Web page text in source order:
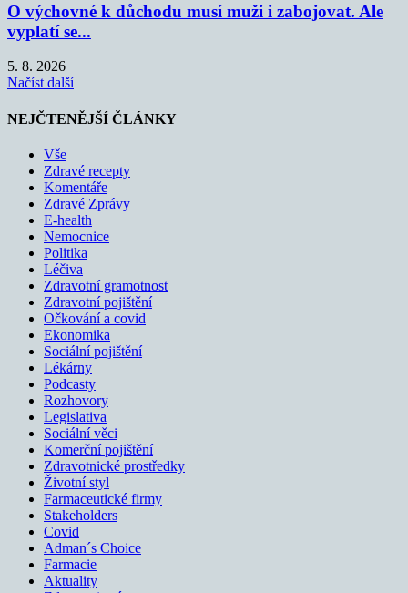
O výchovné k důchodu musí muži i zabojovat. Ale
vyplatí se...
5. 8. 2026
Načíst další
NEJČTENĚJŠÍ ČLÁNKY
Vše
Zdravé recepty
Komentáře
Zdravé Zprávy
E-health
Nemocnice
Politika
Léčiva
Zdravotní gramotnost
Zdravotní pojištění
Očkování a covid
Ekonomika
Sociální pojištění
Lékárny
Podcasty
Rozhovory
Legislativa
Sociální věci
Komerční pojištění
Zdravotnické prostředky
Životní styl
Farmaceutické firmy
Stakeholders
Covid
Adman´s Choice
Farmacie
Aktuality